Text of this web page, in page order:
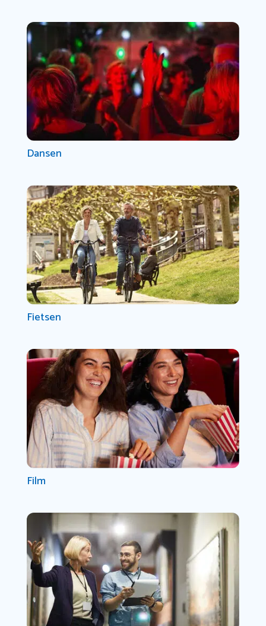
Dansen
Fietsen
Film